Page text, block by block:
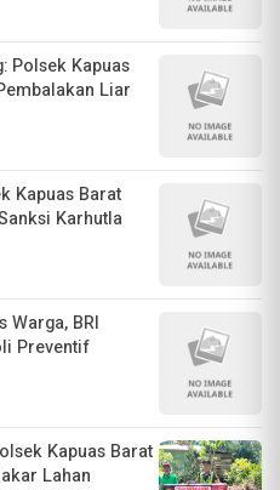
Polsek Kapuas
Liar
Kapuas Barat
Karhutla
Warga, BRI
Preventif
Kapuas Barat
Lahan